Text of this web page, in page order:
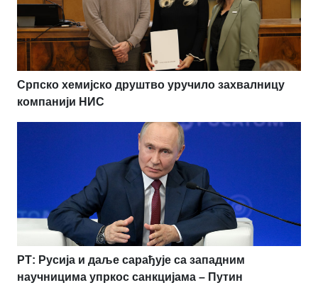
Српско хемијско друштво уручило захвалницу
компанији НИС
РТ: Русија и даље сарађује са западним
научницима упркос санкцијама – Путин